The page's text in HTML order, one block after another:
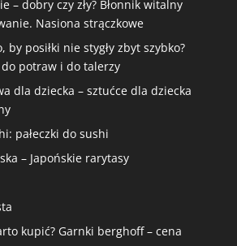
– dobry czy zły? Błonnik witalny
Nasiona strączkowe
by posiłki nie stygły zbyt szybko?
do potraw i do talerzy
dla dziecka – sztućce dla dziecka
pałeczki do sushi
– Japońskie rarytasy
kupić? Garnki berghoff – cena